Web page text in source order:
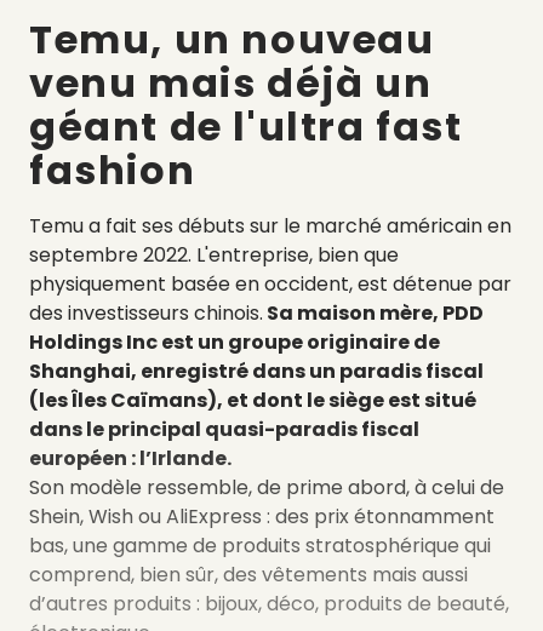
Temu, un nouveau
venu mais déjà un
géant de l'ultra fast
fashion
Temu a fait ses débuts sur le marché américain en
septembre 2022. L'entreprise, bien que
physiquement basée en occident, est détenue par
des investisseurs chinois. Sa maison mère, PDD
Holdings Inc est un groupe originaire de
Shanghai, enregistré dans un paradis fiscal
(les Îles Caïmans), et dont le siège est situé
dans le principal quasi-paradis fiscal
européen : l’Irlande.
Son modèle ressemble, de prime abord, à celui de
Shein, Wish ou AliExpress : des prix étonnamment
bas, une gamme de produits stratosphérique qui
comprend, bien sûr, des vêtements mais aussi
d’autres produits : bijoux, déco, produits de beauté,